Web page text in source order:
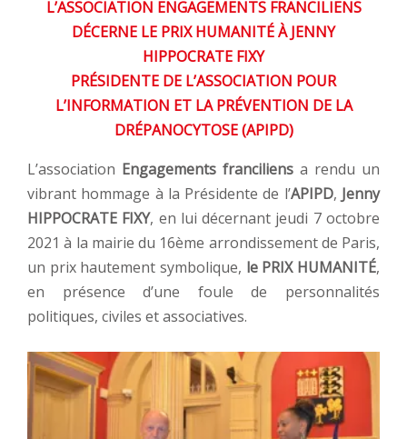
L’ASSOCIATION ENGAGEMENTS FRANCILIENS
DÉCERNE LE PRIX HUMANITÉ À JENNY
HIPPOCRATE FIXY
PRÉSIDENTE DE L’ASSOCIATION POUR
L’INFORMATION ET LA PRÉVENTION DE LA
DRÉPANOCYTOSE (APIPD)
L’association Engagements franciliens a rendu un
vibrant hommage à la Présidente de l’APIPD, Jenny
HIPPOCRATE FIXY, en lui décernant jeudi 7 octobre
2021 à la mairie du 16ème arrondissement de Paris,
un prix hautement symbolique, le PRIX HUMANITÉ,
en présence d’une foule de personnalités
politiques, civiles et associatives.